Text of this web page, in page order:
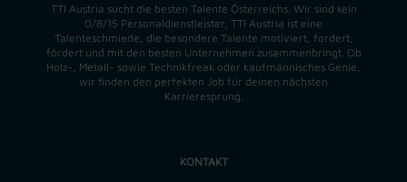
TTI Austria sucht die besten Talente Österreichs. Wir sind kein
0/8/15 Personaldienstleister, TTI Austria ist eine
Talenteschmiede, die besondere Talente motiviert, fordert,
fördert und mit den besten Unternehmen zusammenbringt. Ob
Holz-, Metall- sowie Technikfreak oder kaufmännisches Genie,
wir finden den perfekten Job für deinen nächsten
Karrieresprung.
KONTAKT